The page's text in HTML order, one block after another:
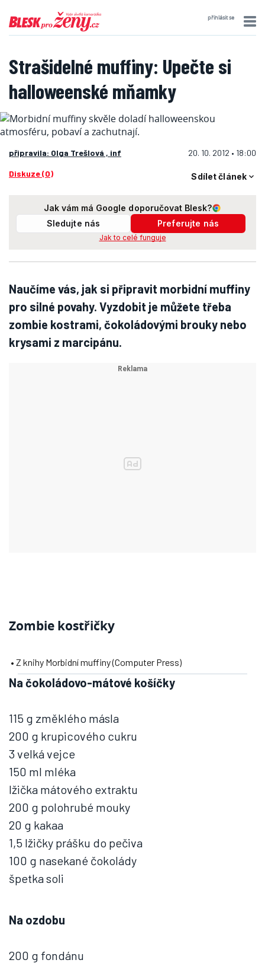
přihlásit se
Strašidelné muffiny: Upečte si
halloweenské mňamky
připravila: Olga Trešlová , inf 20. 10. 2012 • 18:00
Diskuze (0) Sdílet článek
Jak vám má Google doporučovat Blesk?
Sledujte nás
Preferujte nás
Jak to celé funguje
Naučíme vás, jak si připravit morbidní muffiny
pro silné povahy. Vyzdobit je můžete třeba
zombie kostrami, čokoládovými brouky nebo
krysami z marcipánu.
Zombie kostřičky
• Z knihy Morbidní muffiny (Computer Press)
Na čokoládovo-mátové košíčky
115 g změklého másla
200 g krupicového cukru
3 velká vejce
150 ml mléka
lžička mátového extraktu
200 g polohrubé mouky
20 g kakaa
1,5 lžičky prášku do pečiva
100 g nasekané čokolády
špetka soli
Na ozdobu
200 g fondánu